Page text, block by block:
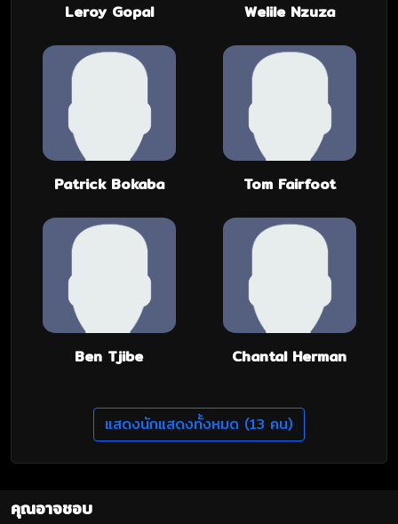
Leroy Gopal Welile Nzuza
Patrick Bokaba Tom Fairfoot
Ben Tjibe Chantal Herman
แสดงนักแสดงทั้งหมด (13 คน)
คุณอาจชอบ